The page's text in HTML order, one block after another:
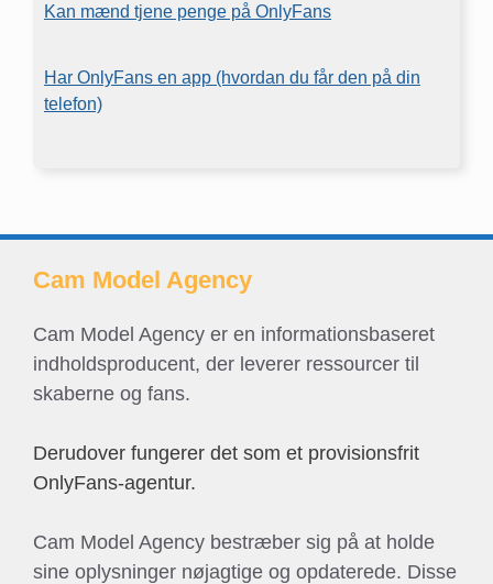
Kan mænd tjene penge på OnlyFans
Har OnlyFans en app (hvordan du får den på din
telefon)
Cam Model Agency
Cam Model Agency er en informationsbaseret
indholdsproducent, der leverer ressourcer til
skaberne og fans.
Derudover fungerer det som et provisionsfrit
OnlyFans-agentur.
Cam Model Agency bestræber sig på at holde
sine oplysninger nøjagtige og opdaterede. Disse